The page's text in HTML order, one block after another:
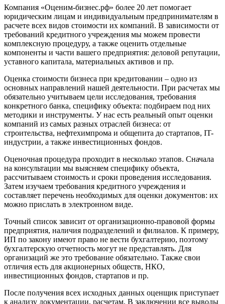
Компания «Оценим-бизнес.рф» более 20 лет помогает
юридическим лицам и индивидуальным предпринимателям в
расчете всех видов стоимости их компаний. В зависимости от
требований кредитного учреждения мы можем провести
комплексную процедуру, а также оценить отдельные
компоненты и части вашего предприятия: деловой репутации,
уставного капитала, материальных активов и пр.
Оценка стоимости бизнеса при кредитовании – одно из
основных направлений нашей деятельности. При расчетах мы
обязательно учитываем цели исследования, требования
конкретного банка, специфику объекта: подбираем под них
методики и инструменты. У нас есть реальный опыт оценки
компаний из самых разных отраслей бизнеса: от
строительства, нефтехимпрома и общепита до стартапов, IT-
индустрии, а также инвестиционных фондов.
Оценочная процедура проходит в несколько этапов. Сначала
на консультации мы выясняем специфику объекта,
рассчитываем стоимость и сроки проведения исследования.
Затем изучаем требования кредитного учреждения и
составляет перечень необходимых для оценки документов: их
можно прислать в электронном виде.
Точный список зависит от организационно-правовой формы
предприятия, наличия подразделений и филиалов. К примеру,
ИП по закону имеют право не вести бухгалтерию, поэтому
бухгалтерскую отчетность могут не представлять. Для
организаций же это требование обязательно. Также свои
отличия есть для акционерных обществ, НКО,
инвестиционных фондов, стартапов и пр.
После получения всех исходных данных оценщик приступает
к анализу документации, расчетам. В заключении все выводы
Воскресенск
Воткинск
Всеволожск
Выборг
Выкса
Вязники
Вятские Поляны
Гай
Гатчина
Геленджик
Георгиевск
Глазов
Горно-Алтайск
Городец
Горячий Ключ
Грозный
Губкинский
Гуково
Гулькевичи
Гусев
Гусь-Хрустальный
Дербент